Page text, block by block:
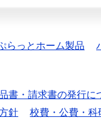
らっとホーム製品
書・請求書の発行に
針
校費・公費・科